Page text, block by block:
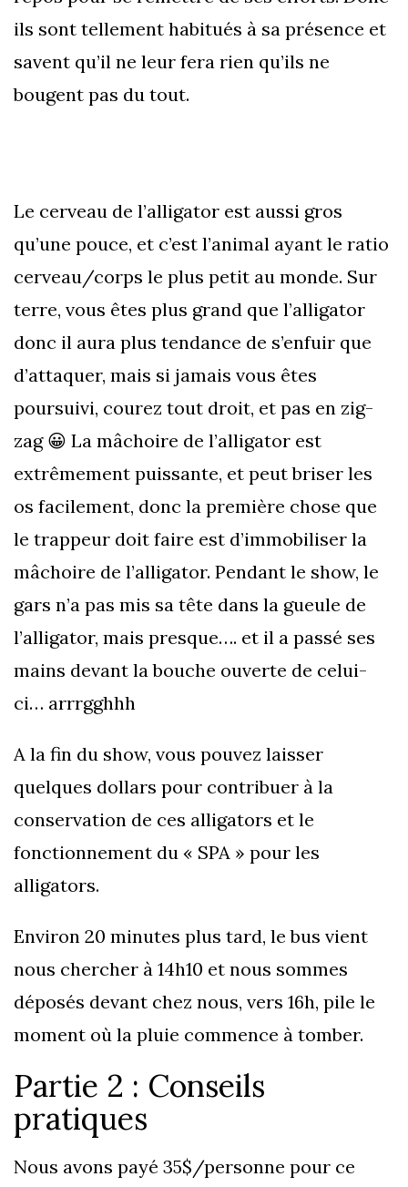
ils sont tellement habitués à sa présence et
savent qu’il ne leur fera rien qu’ils ne
bougent pas du tout.
Le cerveau de l’alligator est aussi gros
qu’une pouce, et c’est l’animal ayant le ratio
cerveau/corps le plus petit au monde. Sur
terre, vous êtes plus grand que l’alligator
donc il aura plus tendance de s’enfuir que
d’attaquer, mais si jamais vous êtes
poursuivi, courez tout droit, et pas en zig-
zag 😀 La mâchoire de l’alligator est
extrêmement puissante, et peut briser les
os facilement, donc la première chose que
le trappeur doit faire est d’immobiliser la
mâchoire de l’alligator. Pendant le show, le
gars n’a pas mis sa tête dans la gueule de
l’alligator, mais presque…. et il a passé ses
mains devant la bouche ouverte de celui-
ci… arrrgghhh
A la fin du show, vous pouvez laisser
quelques dollars pour contribuer à la
conservation de ces alligators et le
fonctionnement du « SPA » pour les
alligators.
Environ 20 minutes plus tard, le bus vient
nous chercher à 14h10 et nous sommes
déposés devant chez nous, vers 16h, pile le
moment où la pluie commence à tomber.
Partie 2 : Conseils
pratiques
Nous avons payé 35$/personne pour ce